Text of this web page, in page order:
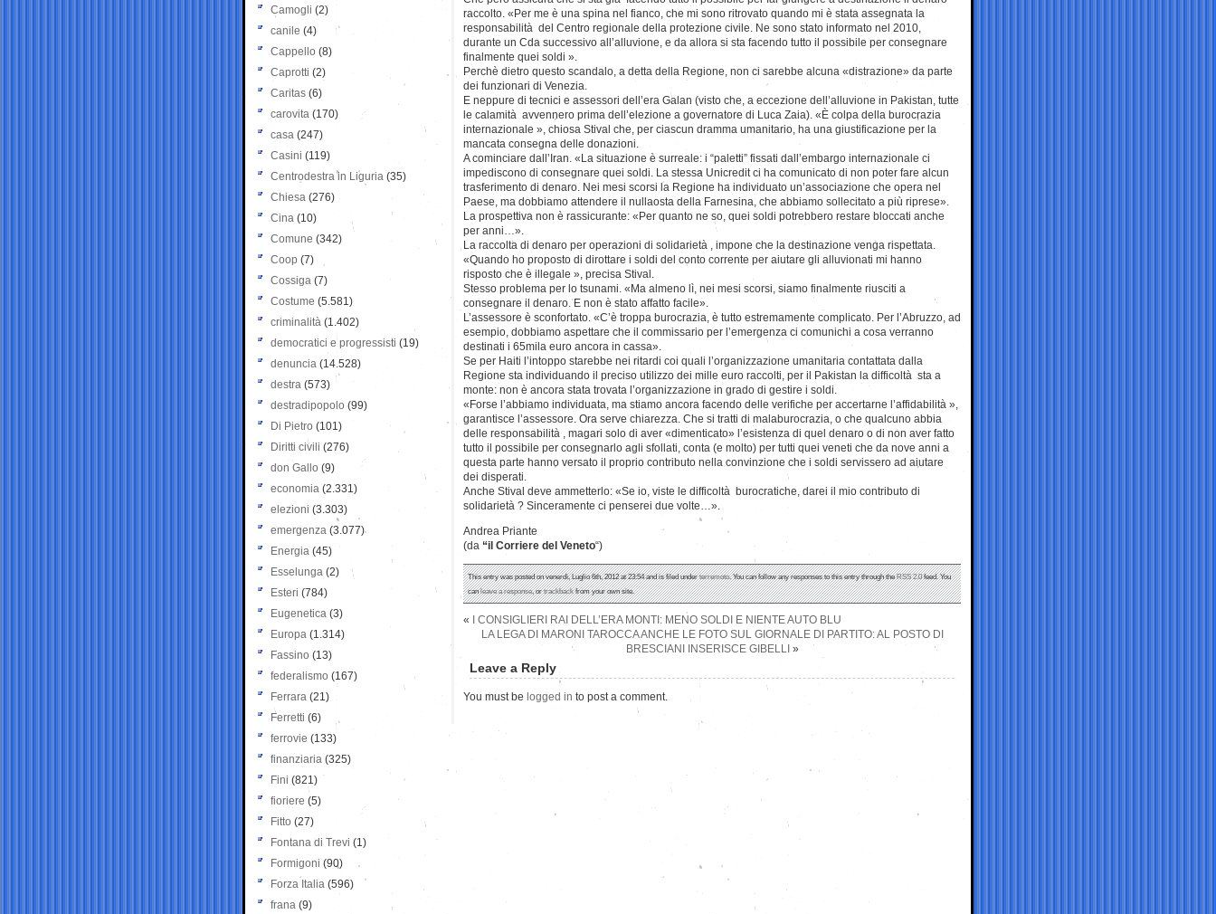
raccolto. «Per me è una spina nel fianco, che mi sono ritrovato quando mi è stata assegnata la
responsabilità del Centro regionale della protezione civile. Ne sono stato informato nel 2010,
durante un Cda successivo all’alluvione, e da allora si sta facendo tutto il possibile per consegnare
finalmente quei soldi ».
Perchè dietro questo scandalo, a detta della Regione, non ci sarebbe alcuna «distrazione» da parte
dei funzionari di Venezia.
E neppure di tecnici e assessori dell’era Galan (visto che, a eccezione dell’alluvione in Pakistan, tutte
le calamità avvennero prima dell’elezione a governatore di Luca Zaia). «È colpa della burocrazia
internazionale », chiosa Stival che, per ciascun dramma umanitario, ha una giustificazione per la
mancata consegna delle donazioni.
A cominciare dall’Iran. «La situazione è surreale: i “paletti” fissati dall’embargo internazionale ci
impediscono di consegnare quei soldi. La stessa Unicredit ci ha comunicato di non poter fare alcun
trasferimento di denaro. Nei mesi scorsi la Regione ha individuato un’associazione che opera nel
Paese, ma dobbiamo attendere il nullaosta della Farnesina, che abbiamo sollecitato a più riprese».
La prospettiva non è rassicurante: «Per quanto ne so, quei soldi potrebbero restare bloccati anche
per anni…».
La raccolta di denaro per operazioni di solidarietà , impone che la destinazione venga rispettata.
«Quando ho proposto di dirottare i soldi del conto corrente per aiutare gli alluvionati mi hanno
risposto che è illegale », precisa Stival.
Stesso problema per lo tsunami. «Ma almeno lì, nei mesi scorsi, siamo finalmente riusciti a
consegnare il denaro. E non è stato affatto facile».
L’assessore è sconfortato. «C’è troppa burocrazia, è tutto estremamente complicato. Per l’Abruzzo, ad
esempio, dobbiamo aspettare che il commissario per l’emergenza ci comunichi a cosa verranno
destinati i 65mila euro ancora in cassa».
Se per Haiti l’intoppo starebbe nei ritardi coi quali l’organizzazione umanitaria contattata dalla
Regione sta individuando il preciso utilizzo dei mille euro raccolti, per il Pakistan la difficoltà sta a
monte: non è ancora stata trovata l’organizzazione in grado di gestire i soldi.
«Forse l’abbiamo individuata, ma stiamo ancora facendo delle verifiche per accertarne l’affidabilità »,
garantisce l’assessore. Ora serve chiarezza. Che si tratti di malaburocrazia, o che qualcuno abbia
delle responsabilità , magari solo di aver «dimenticato» l’esistenza di quel denaro o di non aver fatto
tutto il possibile per consegnarlo agli sfollati, conta (e molto) per tutti quei veneti che da nove anni a
questa parte hanno versato il proprio contributo nella convinzione che i soldi servissero ad aiutare
dei disperati.
Anche Stival deve ammetterlo: «Se io, viste le difficoltà burocratiche, darei il mio contributo di
solidarietà ? Sinceramente ci penserei due volte…».
Andrea Priante
(da “il Corriere del Veneto“)
This entry was posted on venerdì, Luglio 6th, 2012 at 23:54 and is filed underterremoto. You can follow any responses to this entry through theRSS 2.0feed. You
canleave a response, ortrackbackfrom your own site.
«
I CONSIGLIERI RAI DELL’ERA MONTI: MENO SOLDI E NIENTE AUTO BLU
LA LEGA DI MARONI TAROCCA ANCHE LE FOTO SUL GIORNALE DI PARTITO: AL POSTO DI
BRESCIANI INSERISCE GIBELLI »
Leave a Reply
You must be logged in to post a comment.
Camogli (2)
canile (4)
Cappello (8)
Caprotti (2)
Caritas (6)
carovita (170)
casa (247)
Casini (119)
Centrodestra in Liguria (35)
Chiesa (276)
Cina (10)
Comune (342)
Coop (7)
Cossiga (7)
Costume (5.581)
criminalità (1.402)
democratici e progressisti (19)
denuncia (14.528)
destra (573)
destradipopolo (99)
Di Pietro (101)
Diritti civili (276)
don Gallo (9)
economia (2.331)
elezioni (3.303)
emergenza (3.077)
Energia (45)
Esselunga (2)
Esteri (784)
Eugenetica (3)
Europa (1.314)
Fassino (13)
federalismo (167)
Ferrara (21)
Ferretti (6)
ferrovie (133)
finanziaria (325)
Fini (821)
fioriere (5)
Fitto (27)
Fontana di Trevi (1)
Formigoni (90)
Forza Italia (596)
frana (9)